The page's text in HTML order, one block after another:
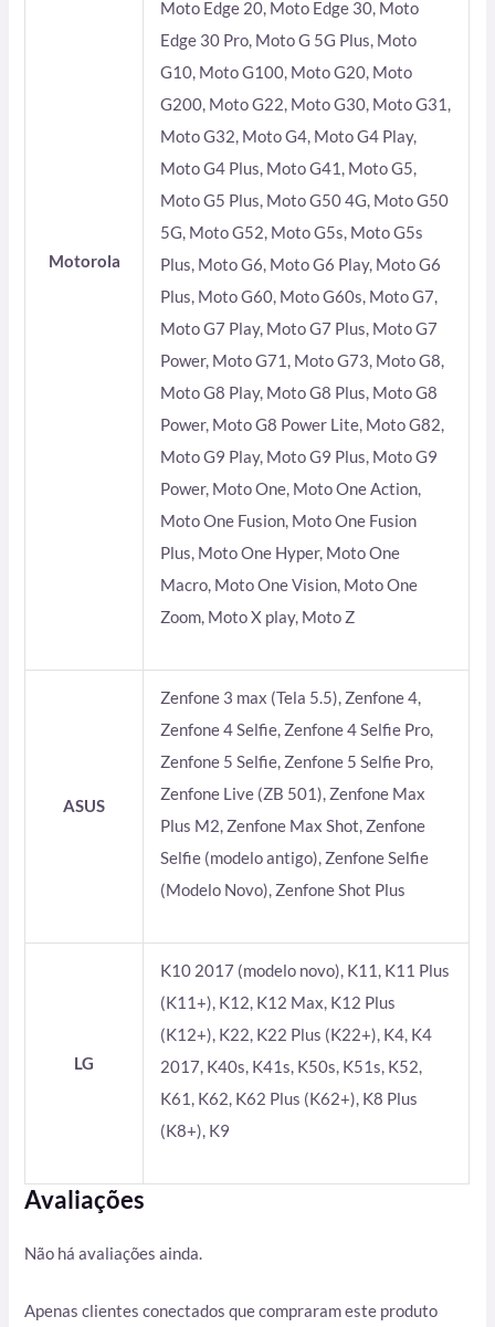
Motorola
Moto Edge 20, Moto Edge 30, Moto
Edge 30 Pro, Moto G 5G Plus, Moto
G10, Moto G100, Moto G20, Moto
G200, Moto G22, Moto G30, Moto G31,
Moto G32, Moto G4, Moto G4 Play,
Moto G4 Plus, Moto G41, Moto G5,
Moto G5 Plus, Moto G50 4G, Moto G50
5G, Moto G52, Moto G5s, Moto G5s
Plus, Moto G6, Moto G6 Play, Moto G6
Plus, Moto G60, Moto G60s, Moto G7,
Moto G7 Play, Moto G7 Plus, Moto G7
Power, Moto G71, Moto G73, Moto G8,
Moto G8 Play, Moto G8 Plus, Moto G8
Power, Moto G8 Power Lite, Moto G82,
Moto G9 Play, Moto G9 Plus, Moto G9
Power, Moto One, Moto One Action,
Moto One Fusion, Moto One Fusion
Plus, Moto One Hyper, Moto One
Macro, Moto One Vision, Moto One
Zoom, Moto X play, Moto Z
ASUS
Zenfone 3 max (Tela 5.5), Zenfone 4,
Zenfone 4 Selfie, Zenfone 4 Selfie Pro,
Zenfone 5 Selfie, Zenfone 5 Selfie Pro,
Zenfone Live (ZB 501), Zenfone Max
Plus M2, Zenfone Max Shot, Zenfone
Selfie (modelo antigo), Zenfone Selfie
(Modelo Novo), Zenfone Shot Plus
LG
K10 2017 (modelo novo), K11, K11 Plus
(K11+), K12, K12 Max, K12 Plus
(K12+), K22, K22 Plus (K22+), K4, K4
2017, K40s, K41s, K50s, K51s, K52,
K61, K62, K62 Plus (K62+), K8 Plus
(K8+), K9
Avaliações
Não há avaliações ainda.
Apenas clientes conectados que compraram este produto